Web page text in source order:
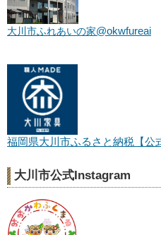
大川市ふれあいの家@okwfureai
福岡県大川市ふるさと納税【公
大川市公式Instagram